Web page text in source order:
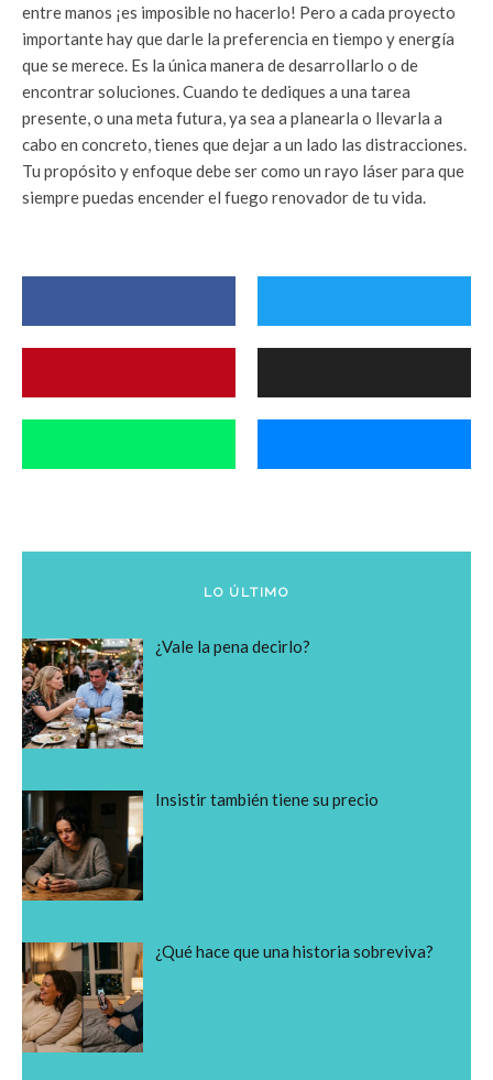
entre manos ¡es imposible no hacerlo! Pero a cada proyecto
importante hay que darle la preferencia en tiempo y energía
que se merece. Es la única manera de desarrollarlo o de
encontrar soluciones. Cuando te dediques a una tarea
presente, o una meta futura, ya sea a planearla o llevarla a
cabo en concreto, tienes que dejar a un lado las distracciones.
Tu propósito y enfoque debe ser como un rayo láser para que
siempre puedas encender el fuego renovador de tu vida.
LO ÚLTIMO
¿Vale la pena decirlo?
Insistir también tiene su precio
¿Qué hace que una historia sobreviva?